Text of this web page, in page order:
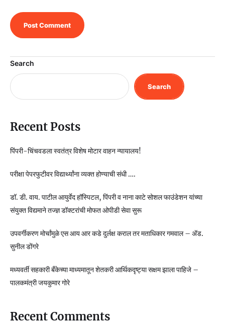
Search
Search
Recent Posts
पिंपरी-चिंचवडला स्वतंत्र विशेष मोटार वाहन न्यायालय!
परीक्षा पेपरफुटीवर विद्यार्थ्यांना व्यक्त होण्याची संधी ….
डॉ. डी. वाय. पाटील आयुर्वेद हॉस्पिटल, पिंपरी व नाना काटे सोशल फाउंडेशन यांच्या
संयुक्त विद्यमाने तज्ज्ञ डॉक्टरांची मोफत ओपीडी सेवा सुरू
उपवर्गीकरण मोर्चांमुळे एस आय आर कडे दुर्लक्ष कराल तर मताधिकार गमवाल – ॲड.
सुनील डोंगरे
मध्यवर्ती सहकारी बँकेच्या माध्यमातून शेतकरी आर्थिकदृष्ट्या सक्षम झाला पाहिजे –
पालकमंत्री जयकुमार गोरे
Recent Comments